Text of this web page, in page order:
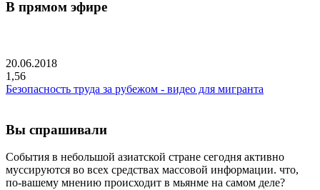
В прямом эфире
20.06.2018
1,56
Безопасность труда за рубежом - видео для мигранта
Вы спрашивали
События в небольшой азиатской стране сегодня активно
муссируются во всех средствах массовой информации. что,
по-вашему мнению происходит в мьянме на самом деле?